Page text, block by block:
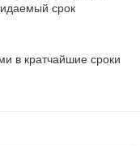
срок
в кратчайшие сроки